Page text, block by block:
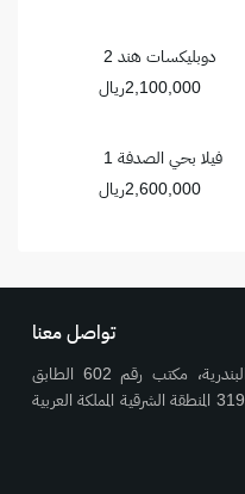
دوبليكسات هند 2
2,100,000ريال
فيلا بحي الصدفة 1
2,600,000ريال
تواصل معنا
طريق الأمير فيصل بن فهد. مركز البندرية، مكتب رقم 602 الطابق
السادس. صندوق بريد 32239، الخبر 31952 المنطقة الشرقية المملكة العربية